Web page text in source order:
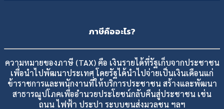
ภาษีคืออะไร?
ความหมายของภาษี (TAX) คือ เงินรายได้ที่รัฐเก็บจากประชาชน
เพื่อนำไปพัฒนาประเทศ โดยรัฐได้นำไปจ่ายเป็นเงินเดือนแก่
ข้าราชการและพนักงานที่ให้บริการประชาชน สร้างและพัฒนา
สาธารณูปโภคเพื่ออำนวยประโยชน์กลับคืนสู่ประชาชน เช่น
ถนน ไฟฟ้า ประปา ระบบขนส่งมวลชน ฯลฯ